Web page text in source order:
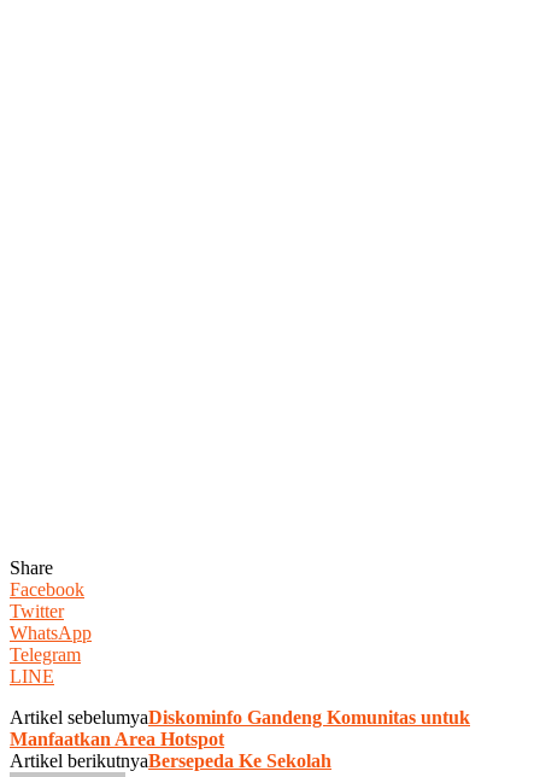
Share
Facebook
Twitter
WhatsApp
Telegram
LINE
Artikel sebelumyaDiskominfo Gandeng Komunitas untuk
Manfaatkan Area Hotspot
Artikel berikutnyaBersepeda Ke Sekolah